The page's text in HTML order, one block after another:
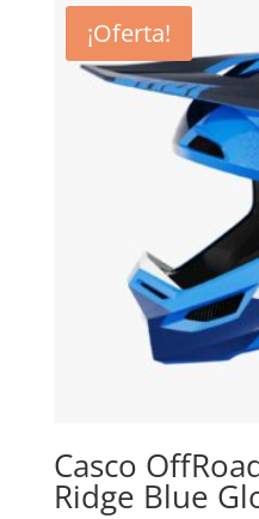
era:
287,59€.
es:
¡Oferta!
Casco
Ridge Blue